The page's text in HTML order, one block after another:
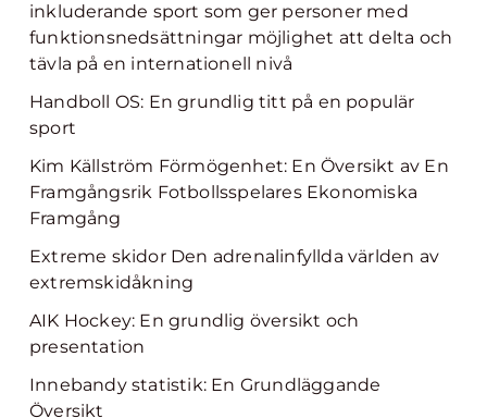
inkluderande sport som ger personer med
funktionsnedsättningar möjlighet att delta och
tävla på en internationell nivå
Handboll OS: En grundlig titt på en populär
sport
Kim Källström Förmögenhet: En Översikt av En
Framgångsrik Fotbollsspelares Ekonomiska
Framgång
Extreme skidor Den adrenalinfyllda världen av
extremskidåkning
AIK Hockey: En grundlig översikt och
presentation
Innebandy statistik: En Grundläggande
Översikt